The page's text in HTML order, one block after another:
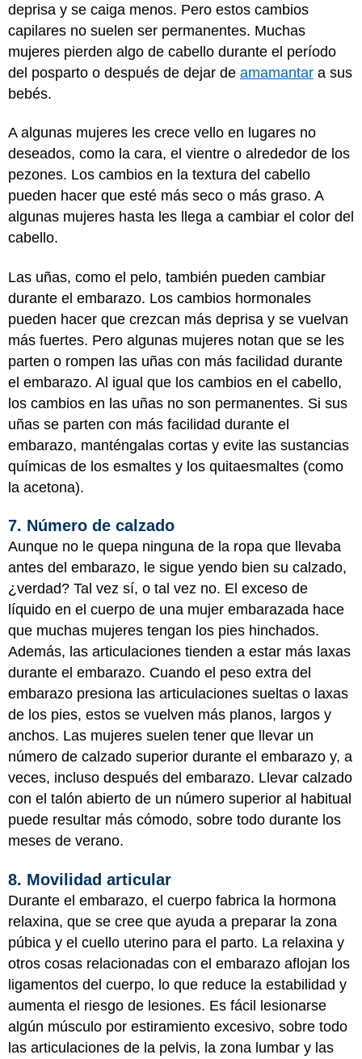
deprisa y se caiga menos. Pero estos cambios
capilares no suelen ser permanentes. Muchas
mujeres pierden algo de cabello durante el período
del posparto o después de dejar de amamantar a sus
bebés.
A algunas mujeres les crece vello en lugares no
deseados, como la cara, el vientre o alrededor de los
pezones. Los cambios en la textura del cabello
pueden hacer que esté más seco o más graso. A
algunas mujeres hasta les llega a cambiar el color del
cabello.
Las uñas, como el pelo, también pueden cambiar
durante el embarazo. Los cambios hormonales
pueden hacer que crezcan más deprisa y se vuelvan
más fuertes. Pero algunas mujeres notan que se les
parten o rompen las uñas con más facilidad durante
el embarazo. Al igual que los cambios en el cabello,
los cambios en las uñas no son permanentes. Si sus
uñas se parten con más facilidad durante el
embarazo, manténgalas cortas y evite las sustancias
químicas de los esmaltes y los quitaesmaltes (como
la acetona).
7. Número de calzado
Aunque no le quepa ninguna de la ropa que llevaba
antes del embarazo, le sigue yendo bien su calzado,
¿verdad? Tal vez sí, o tal vez no. El exceso de
líquido en el cuerpo de una mujer embarazada hace
que muchas mujeres tengan los pies hinchados.
Además, las articulaciones tienden a estar más laxas
durante el embarazo. Cuando el peso extra del
embarazo presiona las articulaciones sueltas o laxas
de los pies, estos se vuelven más planos, largos y
anchos. Las mujeres suelen tener que llevar un
número de calzado superior durante el embarazo y, a
veces, incluso después del embarazo. Llevar calzado
con el talón abierto de un número superior al habitual
puede resultar más cómodo, sobre todo durante los
meses de verano.
8. Movilidad articular
Durante el embarazo, el cuerpo fabrica la hormona
relaxina, que se cree que ayuda a preparar la zona
púbica y el cuello uterino para el parto. La relaxina y
otros cosas relacionadas con el embarazo aflojan los
ligamentos del cuerpo, lo que reduce la estabilidad y
aumenta el riesgo de lesiones. Es fácil lesionarse
algún músculo por estiramiento excesivo, sobre todo
las articulaciones de la pelvis, la zona lumbar y las